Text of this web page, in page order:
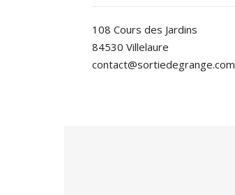
108 Cours des Jardins
84530 Villelaure
contact@sortiedegrange.com